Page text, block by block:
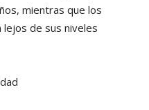
mientras que los
de sus niveles